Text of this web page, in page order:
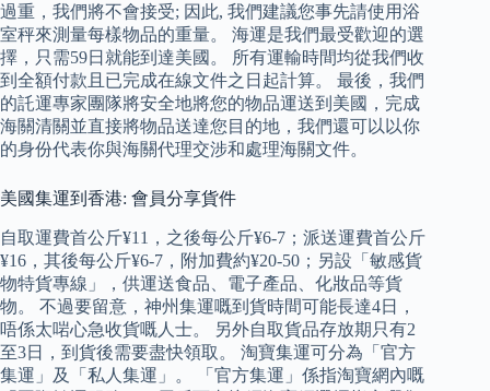
過重，我們將不會接受; 因此, 我們建議您事先請使用浴
室秤來測量每樣物品的重量。 海運是我們最受歡迎的選
擇，只需59日就能到達美國。 所有運輸時間均從我們收
到全額付款且已完成在線文件之日起計算。 最後，我們
的託運專家團隊將安全地將您的物品運送到美國，完成
海關清關並直接將物品送達您目的地，我們還可以以你
的身份代表你與海關代理交涉和處理海關文件。
美國集運到香港: 會員分享貨件
自取運費首公斤¥11，之後每公斤¥6-7；派送運費首公斤
¥16，其後每公斤¥6-7，附加費約¥20-50；另設「敏感貨
物特貨專線」，供運送食品、電子產品、化妝品等貨
物。 不過要留意，神州集運嘅到貨時間可能長達4日，
唔係太啱心急收貨嘅人士。 另外自取貨品存放期只有2
至3日，到貨後需要盡快領取。 淘寶集運可分為「官方
集運」及「私人集運」。 「官方集運」係指淘寶網內嘅